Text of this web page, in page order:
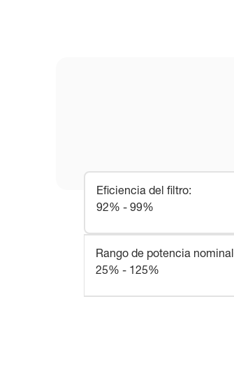
Eficiencia del filtro:
92% - 99%
Rango de potencia nominal
25% - 125%